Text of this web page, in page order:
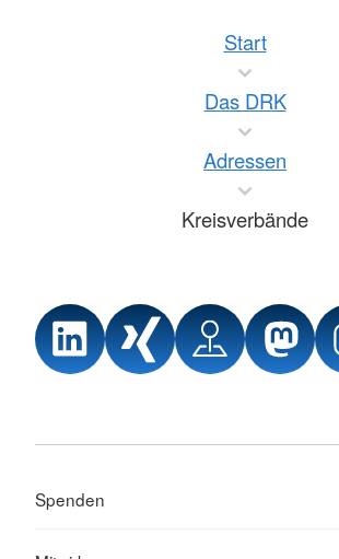
Start
Das DRK
Adressen
Kreisverbände
Spenden